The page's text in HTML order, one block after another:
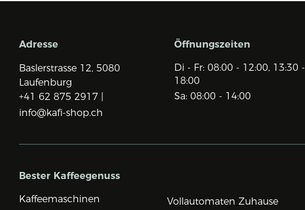
Adresse
Baslerstrasse 12, 5080
Laufenburg
+41 62 875 2917 |
info@kafi-shop.ch
Öffnungszeiten
Di - Fr: 08:00 - 12:00, 13:30 -
18:00
Sa: 08:00 - 14:00
Bester Kaffeegenuss
Kaffeemaschinen
Vollautomaten Zuhause